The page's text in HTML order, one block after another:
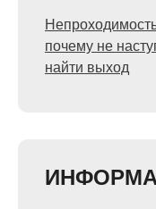
почему не
найти выход